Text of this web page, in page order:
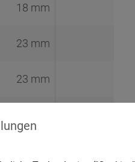
18 mm
23 mm
23 mm